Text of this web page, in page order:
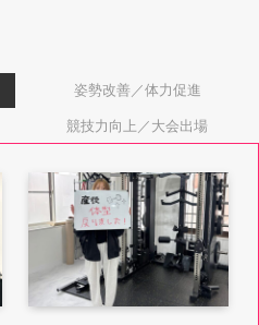
姿勢改善／体力促進
競技力向上／大会出場